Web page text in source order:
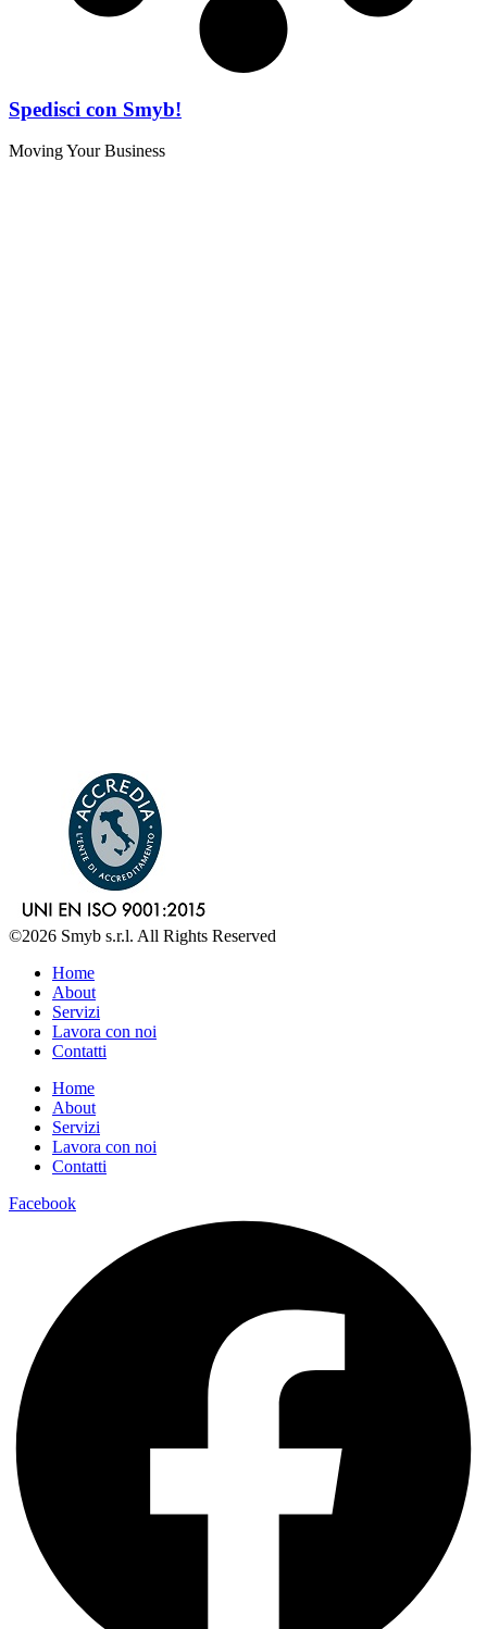
Spedisci con Smyb!
Moving Your Business
©2026 Smyb s.r.l. All Rights Reserved
Home
About
Servizi
Lavora con noi
Contatti
Home
About
Servizi
Lavora con noi
Contatti
Facebook